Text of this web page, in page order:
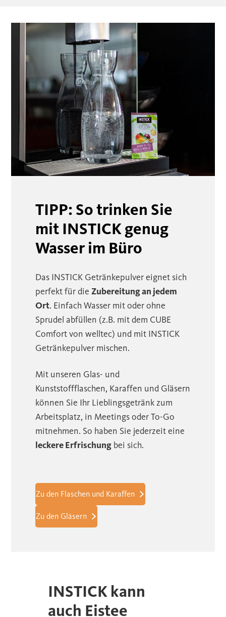
TIPP: So trinken Sie
mit INSTICK genug
Wasser im Büro
Das INSTICK Getränkepulver eignet sich
perfekt für die Zubereitung an jedem
Ort. Einfach Wasser mit oder ohne
Sprudel abfüllen (z.B. mit dem CUBE
Comfort von welltec) und mit INSTICK
Getränkepulver mischen.
Mit unseren Glas- und
Kunststoffflaschen, Karaffen und Gläsern
können Sie Ihr Lieblingsgetränk zum
Arbeitsplatz, in Meetings oder To-Go
mitnehmen. So haben Sie jederzeit eine
leckere Erfrischung bei sich.
Zu den Flaschen und Karaffen
Zu den Gläsern
INSTICK kann
auch Eistee